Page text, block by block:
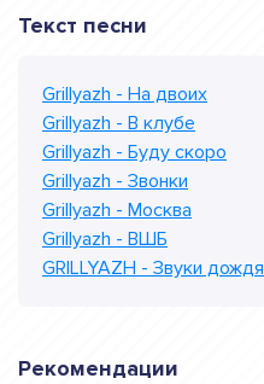
Текст песни
Grillyazh - На двоих
Grillyazh - В клубе
Grillyazh - Буду скоро
Grillyazh - Звонки
Grillyazh - Москва
Grillyazh - ВШБ
GRILLYAZH - Звуки дождя
Рекомендации